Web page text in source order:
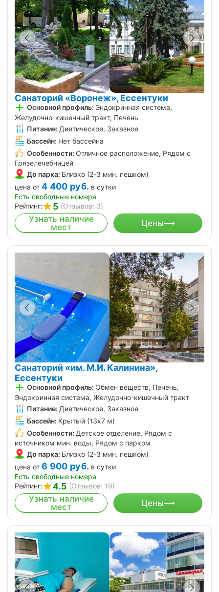
Санаторий «Воронеж», Ессентуки
Основной профиль: Эндокринная система,
Желудочно-кишечный тракт, Печень
Питание: Диетическое, Заказное
Бассейн: Нет бассейна
Особенности: Отличное расположение, Рядом с
Грязелечебницей
До парка: Близко (2-3 мин. пешком)
цена от 4 400 руб. в сутки
Есть свободные номера
Рейтинг:
5 (Отзывов: 3)
Узнать наличие
мест
Цены
Санаторий «им. М.И. Калинина»,
Ессентуки
Основной профиль: Обмен веществ, Печень,
Эндокринная система, Желудочно-кишечный тракт
Питание: Диетическое, Заказное
Бассейн: Крытый (13х7 м)
Особенности: Детское отделение, Рядом с
источником мин. воды, Рядом с парком
До парка: Близко (2-3 мин. пешком)
цена от 6 900 руб. в сутки
Есть свободные номера
Рейтинг:
4.5 (Отзывов: 19)
Узнать наличие
мест
Цены